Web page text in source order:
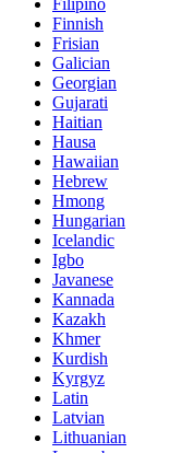
Filipino
Finnish
Frisian
Galician
Georgian
Gujarati
Haitian
Hausa
Hawaiian
Hebrew
Hmong
Hungarian
Icelandic
Igbo
Javanese
Kannada
Kazakh
Khmer
Kurdish
Kyrgyz
Latin
Latvian
Lithuanian